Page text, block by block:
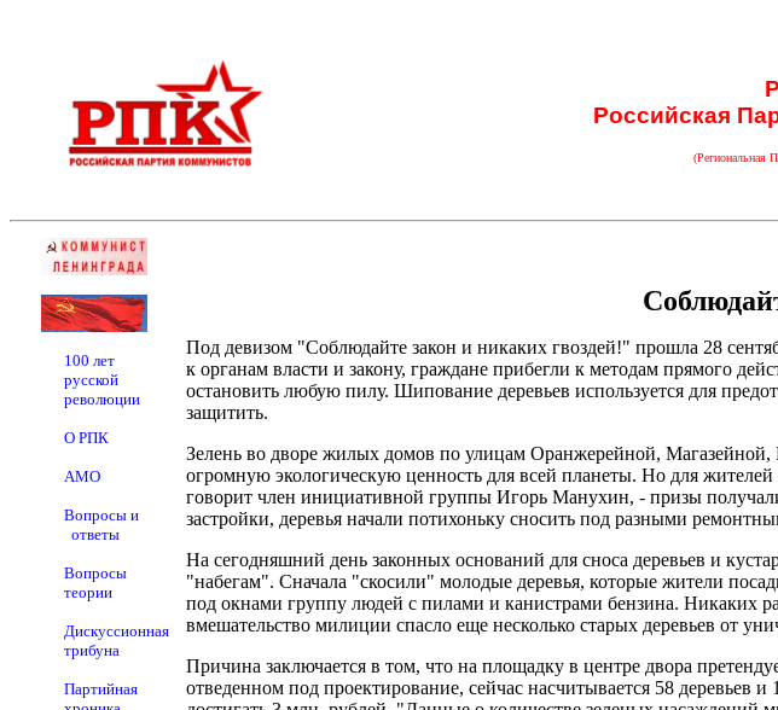
Российская
(Региональная
100 лет
русской
революции
О РПК
АМО
Вопросы и
ответы
Вопросы
теории
Дискуссионная
трибуна
Партийная
Под девизом "Соблюдайте закон и никаких гвоздей!" прошла 28
к органам власти и закону, граждане прибегли к методам прямого
остановить любую пилу. Шипование деревьев используется для
защитить.
Зелень во дворе жилых домов по улицам Оранжерейной, Магазейной,
огромную экологическую ценность для всей планеты. Но для
говорит член инициативной группы Игорь Манухин, - призы
застройки, деревья начали потихоньку сносить под разными
На сегодняшний день законных оснований для сноса деревьев и
"набегам". Сначала "скосили" молодые деревья, которые жители
под окнами группу людей с пилами и канистрами бензина. Никаких
вмешательство милиции спасло еще несколько старых деревьев от
Причина заключается в том, что на площадку в центре двора
отведенном под проектирование, сейчас насчитывается 58 деревьев